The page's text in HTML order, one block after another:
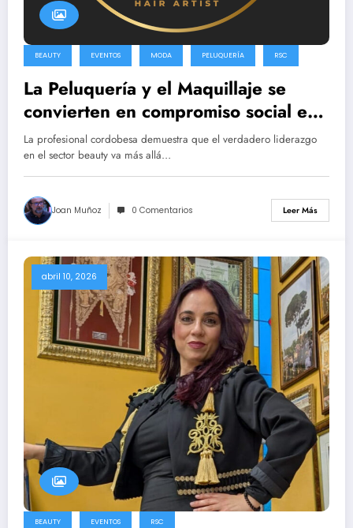
BEAUTY EVENTOS MODA PELUQUERÍA RSC
La Peluquería y el Maquillaje se
convierten en compromiso social en
Córdoba de la mano de Mónica
Aguilera.
La profesional cordobesa demuestra que el verdadero liderazgo
en el sector beauty va más allá…
Joan Muñoz 0 Comentarios Leer Más
abril 10, 2026
BEAUTY EVENTOS RSC